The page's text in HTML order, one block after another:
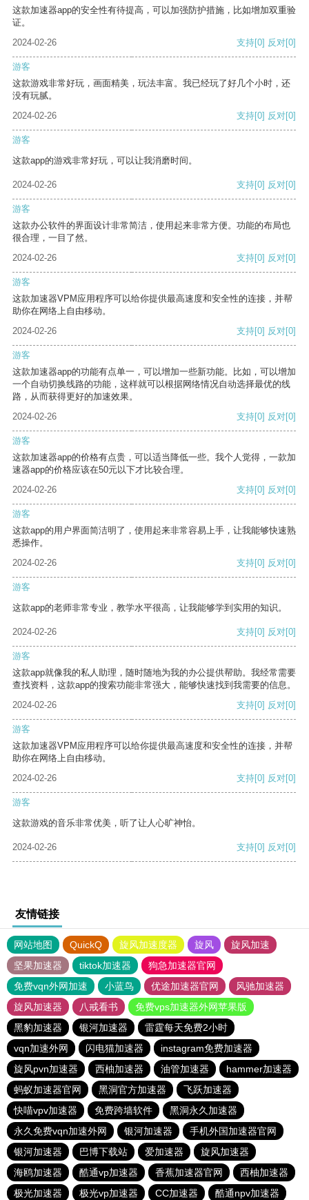
这款加速器app的安全性有待提高，可以加强防护措施，比如增加双重验
证。
2024-02-26
支持[0] 反对[0]
游客
这款游戏非常好玩，画面精美，玩法丰富。我已经玩了好几个小时，还
没有玩腻。
2024-02-26
支持[0] 反对[0]
游客
这款app的游戏非常好玩，可以让我消磨时间。
2024-02-26 支持[0] 反对[0]
游客
这款办公软件的界面设计非常简洁，使用起来非常方便。功能的布局也
很合理，一目了然。
2024-02-26
支持[0] 反对[0]
游客
这款加速器VPM应用程序可以给你提供最高速度和安全性的连接，并帮
助你在网络上自由移动。
2024-02-26
支持[0] 反对[0]
游客
这款加速器app的功能有点单一，可以增加一些新功能。比如，可以增加
一个自动切换线路的功能，这样就可以根据网络情况自动选择最优的线
路，从而获得更好的加速效果。
2024-02-26
支持[0] 反对[0]
游客
这款加速器app的价格有点贵，可以适当降低一些。我个人觉得，一款加
速器app的价格应该在50元以下才比较合理。
2024-02-26
支持[0] 反对[0]
游客
这款app的用户界面简洁明了，使用起来非常容易上手，让我能够快速熟
悉操作。
2024-02-26
支持[0] 反对[0]
游客
这款app的老师非常专业，教学水平很高，让我能够学到实用的知识。
2024-02-26 支持[0] 反对[0]
游客
这款app就像我的私人助理，随时随地为我的办公提供帮助。我经常需要
查找资料，这款app的搜索功能非常强大，能够快速找到我需要的信息。
2024-02-26
支持[0] 反对[0]
游客
这款加速器VPM应用程序可以给你提供最高速度和安全性的连接，并帮
助你在网络上自由移动。
2024-02-26
支持[0] 反对[0]
游客
这款游戏的音乐非常优美，听了让人心旷神怡。
2024-02-26 支持[0] 反对[0]
友情链接
网站地图 QuickQ 旋风加速度器 旋风
旋风加速
坚果加速器
tiktok加速器
狗急加速器官网
免费vqn外网加速
小蓝鸟 优途加速器官网
风驰加速器
旋风加速器
八戒看书
免费vps加速器外网苹果版
黑豹加速器
银河加速器
雷霆每天免费2小时
vqn加速外网
闪电猫加速器
instagram免费加速器
旋风pvn加速器
西柚加速器 油管加速器
hammer加速器
蚂蚁加速器官网
黑洞官方加速器
飞跃加速器
快喵vpv加速器
免费跨墙软件
黑洞永久加速器
永久免费vqn加速外网
银河加速器
手机外国加速器官网
银河加速器
巴博下载站 爱加速器
旋风加速器
海鸥加速器
酷通vp加速器 香蕉加速器官网
西柚加速器
极光加速器
极光vp加速器 CC加速器 酷通npv加速器